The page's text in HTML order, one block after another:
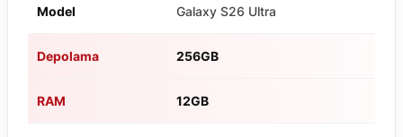
Model Galaxy S26 Ultra
Depolama 256GB
RAM 12GB